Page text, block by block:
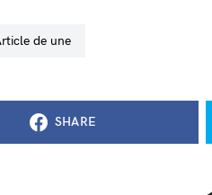
Article de une
SHARE